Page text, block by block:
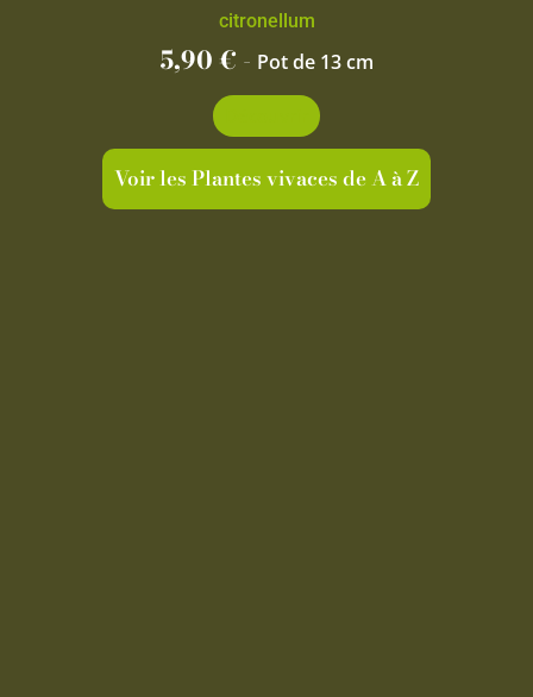
citronellum
5,90€ - Pot de 13 cm
Voir les Plantes vivaces de A à Z